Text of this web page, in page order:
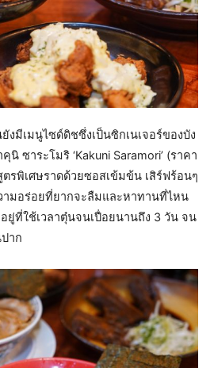
งมีเมนูไซด์ดิชซึ่งเป็นซิกเนเจอร์ของบัง
ซาระโมริ ‘Kakuni Saramori’ (ราคา
รพิเศษราดด้วยซอสเข้มข้น เสิร์ฟร้อนๆ
มอร่อยที่ยากจะลืมและหาทานที่ไหน
ยู่ที่ใช้เวลาตุ๋นจนเปื่อยนานถึง 3 วัน จน
าก